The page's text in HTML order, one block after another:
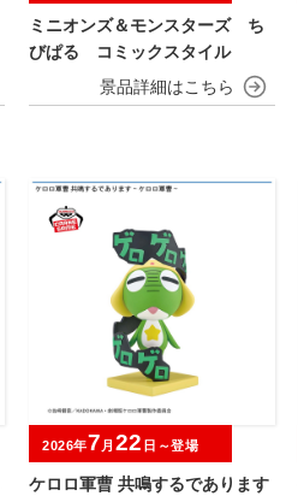
ミニオンズ＆モンスターズ ち
びぱる コミックスタイル
ケロロ軍曹 共鳴するであります
2026年7 月 22 日～登場